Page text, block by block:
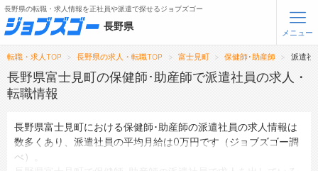
無料会員登録 ログイン
トップ
詳細情報で求人を探す
長野県の転職・求人情報を正社員や派遣で探せるジョブズゴー
長野県
メニュー
転職・求人TOP 長野県の求人・転職TOP 富士見町 保健師･助産師 派遣社
長野県富士見町の保健師･助産師で派遣社員の求人・
転職情報
長野県富士見町における保健師･助産師の派遣社員の求人情報は
数多くあり、派遣社員の平均月給は0万円です（ジョブズゴー調
べ）。